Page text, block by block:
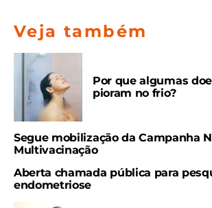
Veja também
Por que algumas
pioram no frio?
Segue mobilização da Campanha
Multivacinação
Aberta chamada pública para
endometriose